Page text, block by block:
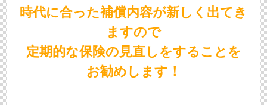
時代に合った補償内容が新しく出てき
ますので
定期的な保険の見直しをすることを
お勧めします！